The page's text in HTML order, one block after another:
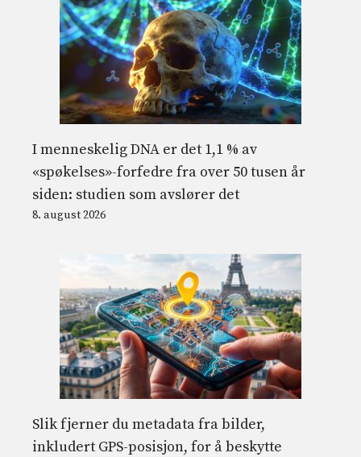
I menneskelig DNA er det 1,1 % av
«spøkelses»-forfedre fra over 50 tusen år
siden: studien som avslører det
8. august 2026
Slik fjerner du metadata fra bilder,
inkludert GPS-posisjon, for å beskytte